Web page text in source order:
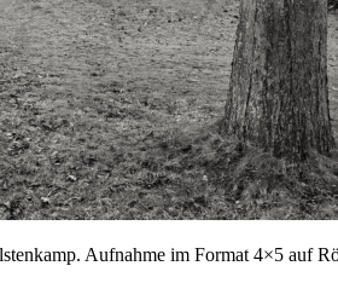
Aufnahme im Format 4×5 auf